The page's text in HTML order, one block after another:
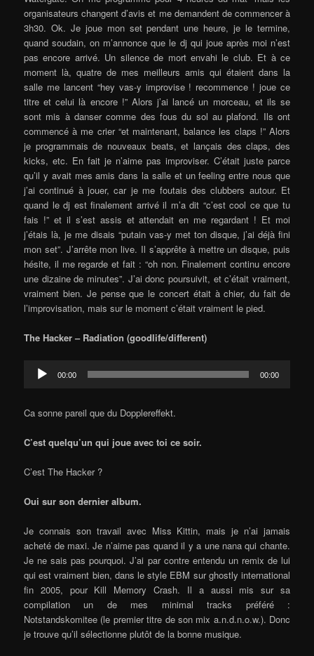
organisateurs changent d’avis et me demandent de commencer à
3h30. Ok. Je joue mon set pendant une heure, je le termine,
quand soudain, on m’annonce que le dj qui joue après moi n’est
pas encore arrivé. Un silence de mort envahi le club. Et à ce
moment là, quatre de mes meilleurs amis qui étaient dans la
salle me lancent “hey vas-y improvise ! recommence ! joue ce
titre et celui là encore !” Alors j’ai lancé un morceau, et ils se
sont mis à danser comme des fous du sol au plafond. Ils ont
commencé à me crier “et maintenant, balance les claps !” Alors
je programmais de nouveaux beats, et lançais des claps, des
kicks, etc. En fait je n’aime pas improviser. C’était juste parce
qu’il y avait mes amis dans la salle et un feeling entre nous que
j’ai continué à jouer, car je me foutais des clubbers autour. Et
quand le dj est finalement arrivé il m’a dit “c’est cool ce que tu
fais !” et il s’est assis et attendait en me regardant ! Et moi
j’étais là, je me disais “putain vas-y met ton disque, j’ai déjà fini
mon set”. J’arrête mon live. Il s’apprête à mettre un disque, puis
hésite, il me regarde et fait : “oh non. Finalement continu encore
une dizaine de minutes”. J’ai donc poursuivit, et c’était vraiment,
vraiment bien. Je pense que le concert était à chier, du fait de
l’improvisation, mais sur le moment c’était vraiment le pied.
The Hacker – Radiation (goodlife/different)
Audio
Player
00:00 00:00
Ca sonne pareil que du Dopplereffekt.
C’est quelqu’un qui joue avec toi ce soir.
C’est The Hacker ?
Oui sur son dernier album.
Je connais son travail avec Miss Kittin, mais je n’ai jamais
acheté de maxi. Je n’aime pas quand il y a une nana qui chante.
Je ne sais pas pourquoi. J’ai par contre entendu un remix de lui
qui est vraiment bien, dans le style EBM sur ghostly international
fin 2005, pour Kill Memory Crash. Il a aussi mis sur sa
compilation un de mes minimal tracks préféré :
Notstandskomitee (le premier titre de son mix a.n.d.n.o.w.). Donc
je trouve qu’il sélectionne plutôt de la bonne musique.